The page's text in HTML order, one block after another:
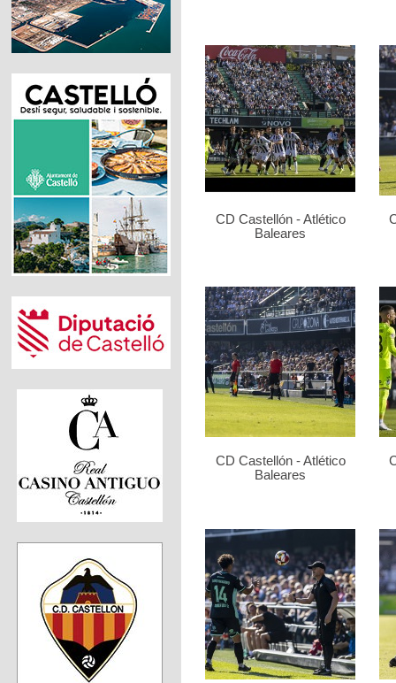
CD Castellón - Atlético
Baleares
CD Castellón - Atlético
Baleares